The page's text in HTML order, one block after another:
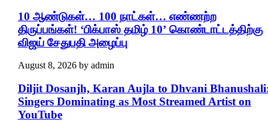
10 ஆண்டுகள்… 100 நாட்கள்… எண்ணற்ற
திருப்பங்கள்! ‘பிக்பாஸ் தமிழ் 10’ கொண்டாட்டத்திற்கு
விஜய் சேதுபதி அழைப்பு
August 8, 2026by admin
Diljit Dosanjh, Karan Aujla to Dhvani
Singers Dominating as Most Streamed Artist on
YouTube